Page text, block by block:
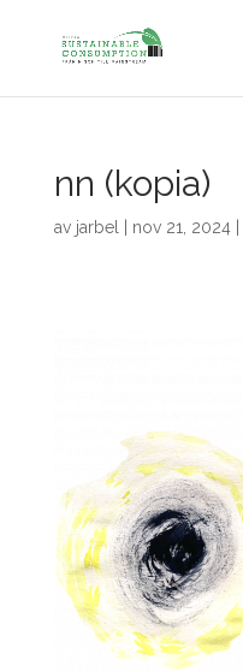
nn (kopia)
av jarbel nov 21, 2024|